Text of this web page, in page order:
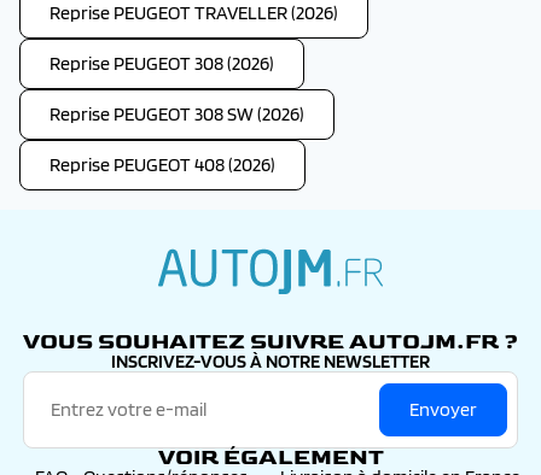
Reprise PEUGEOT TRAVELLER (2026)
Reprise PEUGEOT 308 (2026)
Reprise PEUGEOT 308 SW (2026)
Reprise PEUGEOT 408 (2026)
VOUS SOUHAITEZ SUIVRE AUTOJM.FR ?
INSCRIVEZ-VOUS À NOTRE NEWSLETTER
Envoyer
VOIR ÉGALEMENT